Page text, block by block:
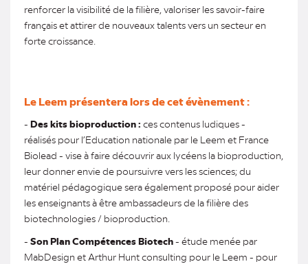
renforcer la visibilité de la filière, valoriser les savoir-faire
français et attirer de nouveaux talents vers un secteur en
forte croissance.
Le Leem présentera lors de cet évènement :
- Des kits bioproduction : ces contenus ludiques -
réalisés pour l’Education nationale par le Leem et France
Biolead - vise à faire découvrir aux lycéens la bioproduction,
leur donner envie de poursuivre vers les sciences; du
matériel pédagogique sera également proposé pour aider
les enseignants à être ambassadeurs de la filière des
biotechnologies / bioproduction.
- Son Plan Compétences Biotech- étude menée par
MabDesign et Arthur Hunt consulting pour le Leem - pour